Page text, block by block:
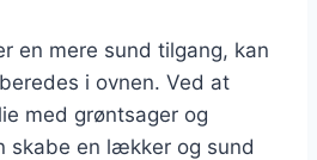
en mere sund tilgang, kan
i ovnen. Ved at
med grøntsager og
skabe en lækker og sund